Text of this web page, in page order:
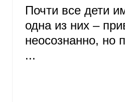
Почти все дети
одна из них –
неосознанно, но
...